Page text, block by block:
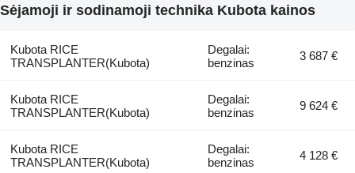
Sėjamoji ir sodinamoji technika Kubota kainos
Kubota RICE
TRANSPLANTER(Kubota)
Degalai:
benzinas
3 687 €
Kubota RICE
TRANSPLANTER(Kubota)
Degalai:
benzinas
9 624 €
Kubota RICE
TRANSPLANTER(Kubota)
Degalai:
benzinas
4 128 €